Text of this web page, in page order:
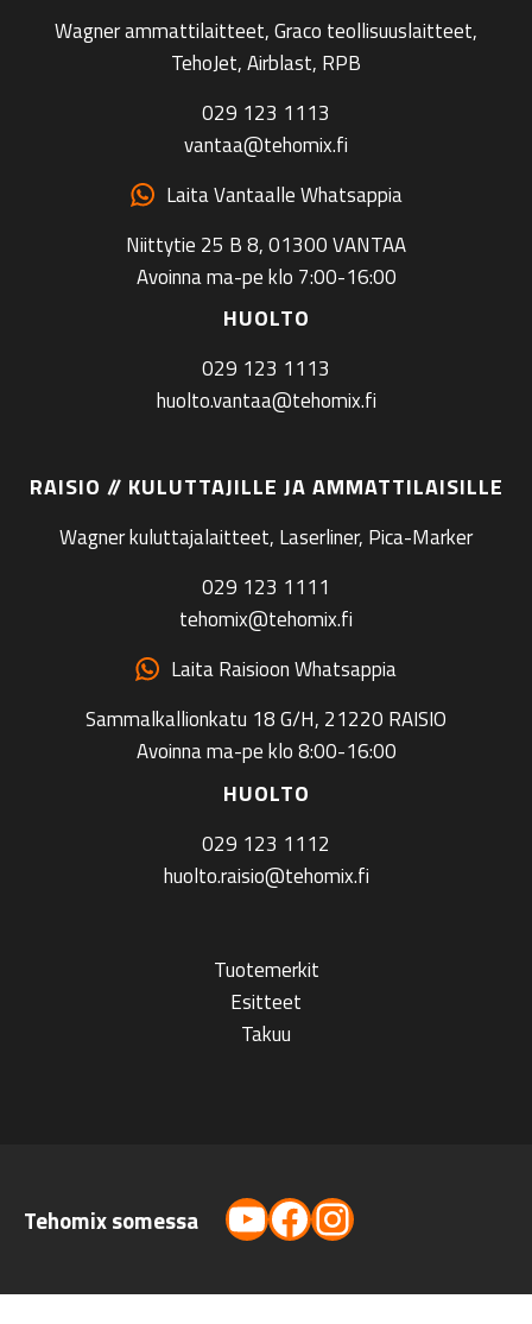
Wagner ammattilaitteet, Graco teollisuuslaitteet,
TehoJet, Airblast, RPB
029 123 1113
vantaa@tehomix.fi
Laita Vantaalle Whatsappia
Niittytie 25 B 8, 01300 VANTAA
Avoinna ma-pe klo 7:00-16:00
HUOLTO
029 123 1113
huolto.vantaa@tehomix.fi
RAISIO // KULUTTAJILLE JA AMMATTILAISILLE
Wagner kuluttajalaitteet, Laserliner, Pica-Marker
029 123 1111
tehomix@tehomix.fi
Laita Raisioon Whatsappia
Sammalkallionkatu 18 G/H, 21220 RAISIO
Avoinna ma-pe klo 8:00-16:00
HUOLTO
029 123 1112
huolto.raisio@tehomix.fi
Tuotemerkit
Esitteet
Takuu
Tehomix somessa YouTube
Facebook
Instagram